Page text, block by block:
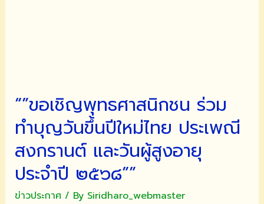
“”ขอเชิญพุทธศาสนิกชน ร่วม
ทำบุญวันขึ้นปีใหม่ไทย ประเพณี
สงกรานต์ และวันผู้สูงอายุ
ประจำปี ๒๕๖๘””
ข่าวประกาศ/ By Siridharo_webmaster